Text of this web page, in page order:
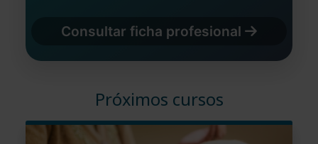
Consultar ficha profesional
Próximos cursos